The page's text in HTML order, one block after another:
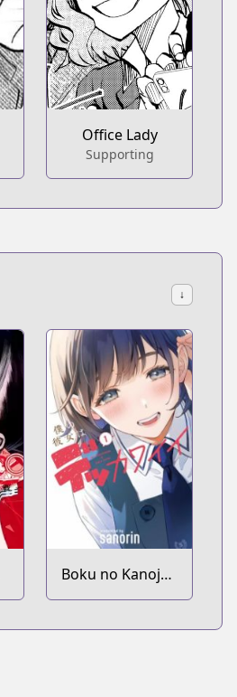
Office Lady
Supporting
↓
Boku no Kanojo
wa Dekkawaii